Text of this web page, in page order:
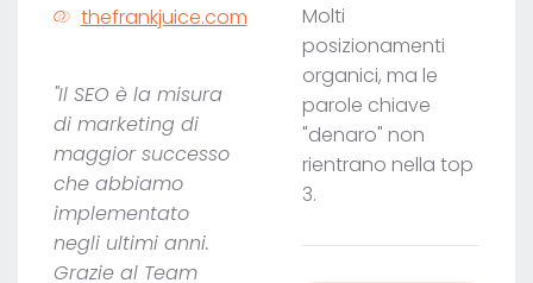
thefrankjuice.com
"Il SEO è la misura
di marketing di
maggior successo
che abbiamo
implementato
negli ultimi anni.
Grazie al Team
Molti
posizionamenti
organici, ma le
parole chiave
"denaro" non
rientrano nella top
3.